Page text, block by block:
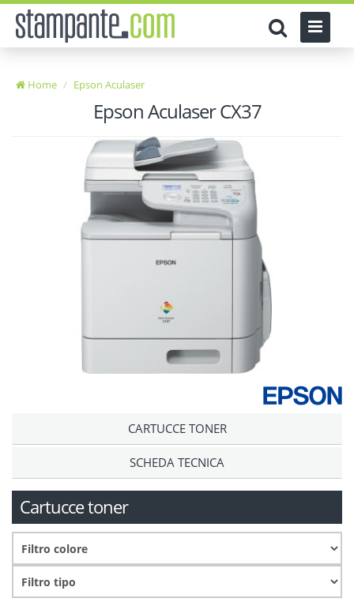
Home Epson Aculaser
Epson Aculaser CX37
CARTUCCE TONER
SCHEDA TECNICA
Cartucce toner